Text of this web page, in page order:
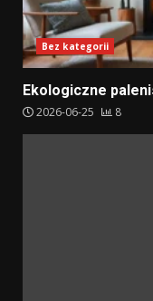
Bez kategorii
Ekologiczne
2026-06-25 8